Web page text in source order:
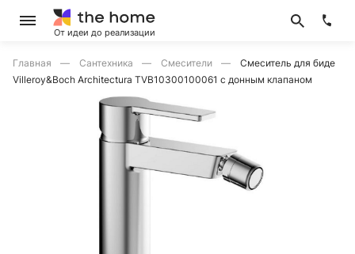
От идеи до реализации
Главная Сантехника Смесители
Смеситель для биде
Villeroy&Boch Architectura TVB10300100061 с донным клапаном